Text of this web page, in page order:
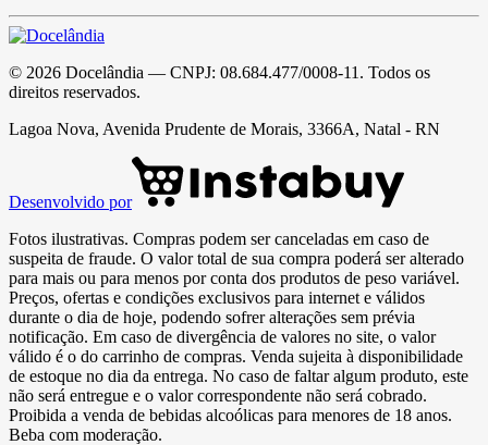
© 2026 Docelândia — CNPJ: 08.684.477/0008-11 . Todos os
direitos reservados.
Lagoa Nova, Avenida Prudente de Morais, 3366A, Natal - RN
Desenvolvido por
Fotos ilustrativas. Compras podem ser canceladas em caso de
suspeita de fraude. O valor total de sua compra poderá ser alterado
para mais ou para menos por conta dos produtos de peso variável.
Preços, ofertas e condições exclusivos para internet e válidos
durante o dia de hoje, podendo sofrer alterações sem prévia
notificação. Em caso de divergência de valores no site, o valor
válido é o do carrinho de compras. Venda sujeita à disponibilidade
de estoque no dia da entrega. No caso de faltar algum produto, este
não será entregue e o valor correspondente não será cobrado.
Proibida a venda de bebidas alcoólicas para menores de 18 anos.
Beba com moderação.